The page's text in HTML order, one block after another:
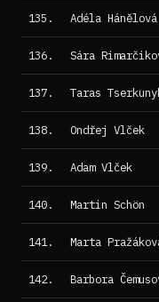
135. Adéla Hánělová
136. Sára
137. Taras
138. Ondřej Vlček
139. Adam Vlček
140. Martin Schön
141. Marta
142. Barbora